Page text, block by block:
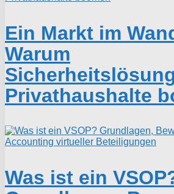
Ein Markt im
Warum
Privathaushalte
Was ist ein